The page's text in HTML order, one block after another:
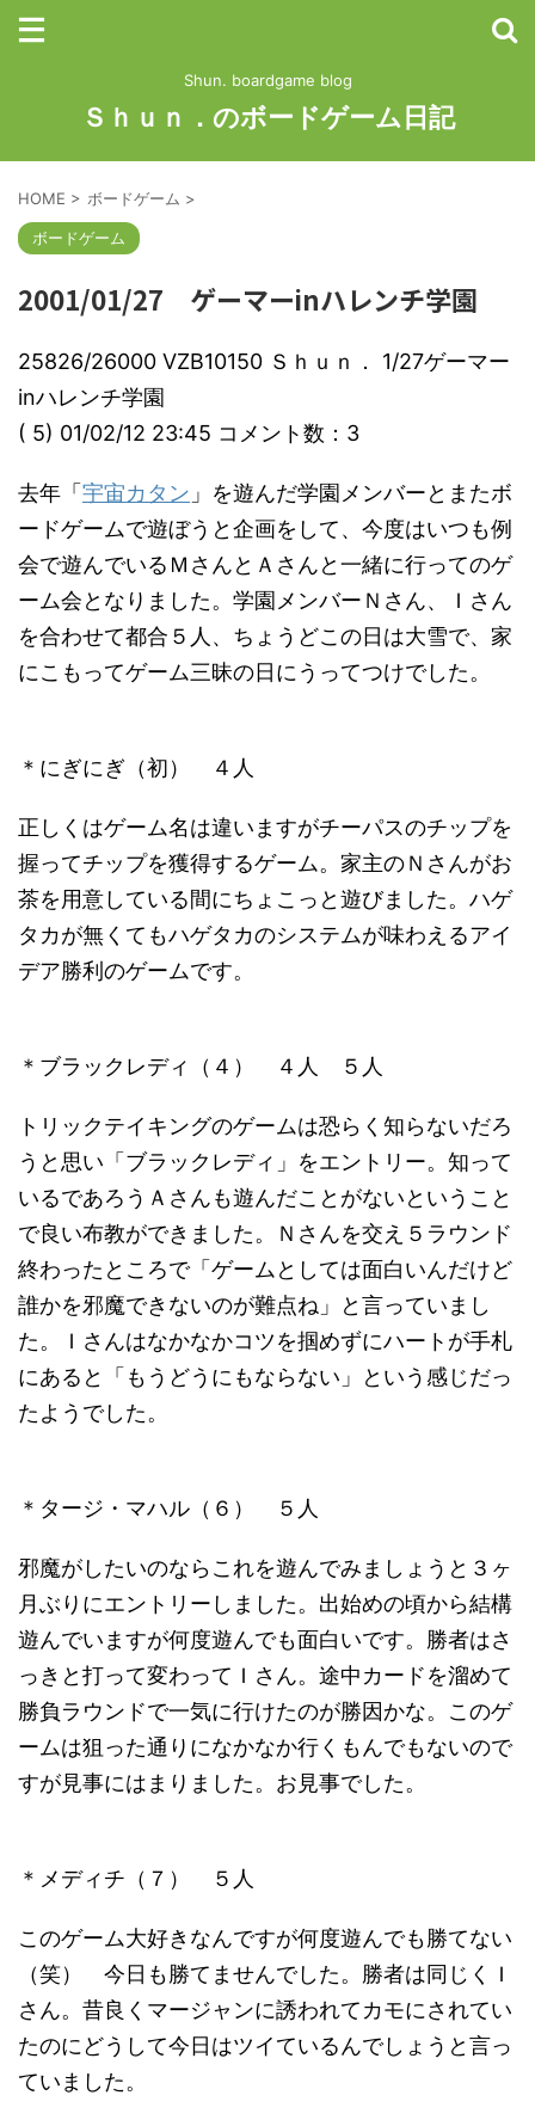
Shun. boardgame blog
Ｓｈｕｎ．のボードゲーム日記
HOME > ボードゲーム >
ボードゲーム
2001/01/27 ゲーマーinハレンチ学園
25826/26000 VZB10150 Ｓｈｕｎ． 1/27ゲーマー
inハレンチ学園
( 5) 01/02/12 23:45 コメント数：3
去年「 宇宙カタン 」を遊んだ学園メンバーとまたボ
ードゲームで遊ぼうと企画をして、今度はいつも例
会で遊んでいるＭさんとＡさんと一緒に行ってのゲ
ーム会となりました。学園メンバーＮさん、Ｉさん
を合わせて都合５人、ちょうどこの日は大雪で、家
にこもってゲーム三昧の日にうってつけでした。
＊にぎにぎ（初） ４人
正しくはゲーム名は違いますがチーパスのチップを
握ってチップを獲得するゲーム。家主のＮさんがお
茶を用意している間にちょこっと遊びました。ハゲ
タカが無くてもハゲタカのシステムが味わえるアイ
デア勝利のゲームです。
＊ブラックレディ（４） ４人 ５人
トリックテイキングのゲームは恐らく知らないだろ
うと思い「ブラックレディ」をエントリー。知って
いるであろうＡさんも遊んだことがないということ
で良い布教ができました。Ｎさんを交え５ラウンド
終わったところで「ゲームとしては面白いんだけど
誰かを邪魔できないのが難点ね」と言っていまし
た。Ｉさんはなかなかコツを掴めずにハートが手札
にあると「もうどうにもならない」という感じだっ
たようでした。
＊タージ・マハル（６） ５人
邪魔がしたいのならこれを遊んでみましょうと３ヶ
月ぶりにエントリーしました。出始めの頃から結構
遊んでいますが何度遊んでも面白いです。勝者はさ
っきと打って変わってＩさん。途中カードを溜めて
勝負ラウンドで一気に行けたのが勝因かな。このゲ
ームは狙った通りになかなか行くもんでもないので
すが見事にはまりました。お見事でした。
＊メディチ（７） ５人
このゲーム大好きなんですが何度遊んでも勝てない
（笑） 今日も勝てませんでした。勝者は同じくＩ
さん。昔良くマージャンに誘われてカモにされてい
たのにどうして今日はツイているんでしょうと言っ
ていました。